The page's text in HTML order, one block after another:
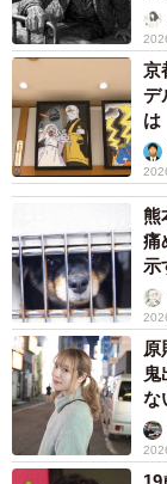
か
京
デ
は
熊
痛
示
な
ス